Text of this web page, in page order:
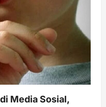
Media Sosial,